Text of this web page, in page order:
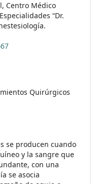
Centro Médico
“Dr.
Quirúrgicos
se producen cuando
y la sangre que
con una
se asocia